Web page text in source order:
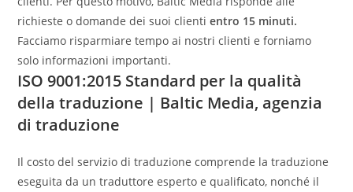
richieste o domande dei suoi clientientro 15 minuti.
Facciamo risparmiare tempo ai nostri clienti e forniamo
solo informazioni importanti.
ISO 9001:2015 Standard per la qualità
della traduzione | Baltic Media, agenzia
di traduzione
Il costo del servizio di traduzione comprende la traduzione
eseguita da un traduttore esperto e qualificato, nonché il